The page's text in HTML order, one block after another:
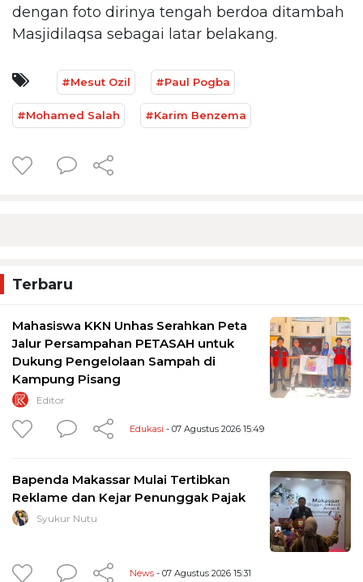
dengan foto dirinya tengah berdoa ditambah
Masjidilaqsa sebagai latar belakang.
#Mesut Ozil #Paul Pogba
#Mohamed Salah #Karim Benzema
Terbaru
Mahasiswa KKN Unhas Serahkan Peta
Jalur Persampahan PETASAH untuk
Dukung Pengelolaan Sampah di
Kampung Pisang
Editor
Edukasi - 07 Agustus 2026 15:49
Bapenda Makassar Mulai Tertibkan
Reklame dan Kejar Penunggak Pajak
Syukur Nutu
News - 07 Agustus 2026 15:31